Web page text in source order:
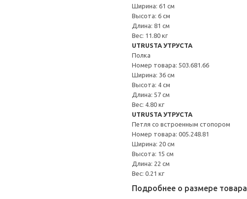
Ширина: 61 см
Высота: 6 см
Длина: 81 см
Вес: 11.80 кг
UTRUSTA УТРУСТА
Полка
Номер товара: 503.681.66
Ширина: 36 см
Высота: 4 см
Длина: 57 см
Вес: 4.80 кг
UTRUSTA УТРУСТА
Петля со встроенным стопором
Номер товара: 005.248.81
Ширина: 20 см
Высота: 15 см
Длина: 22 см
Вес: 0.21 кг
Подробнее о размере товара